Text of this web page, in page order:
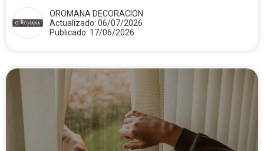
OROMANA DECORACIÓN
Actualizado: 06/07/2026
Publicado: 17/06/2026